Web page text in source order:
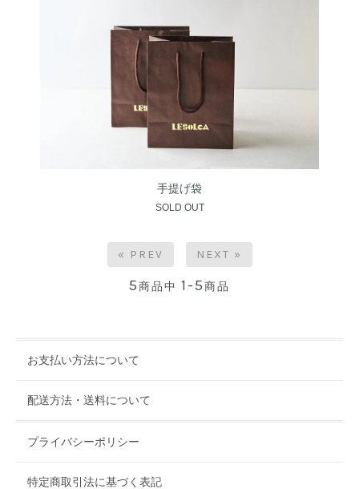
手提げ袋
SOLD OUT
« PREV NEXT »
5商品中 1-5商品
お支払い方法について
配送方法・送料について
プライバシーポリシー
特定商取引法に基づく表記